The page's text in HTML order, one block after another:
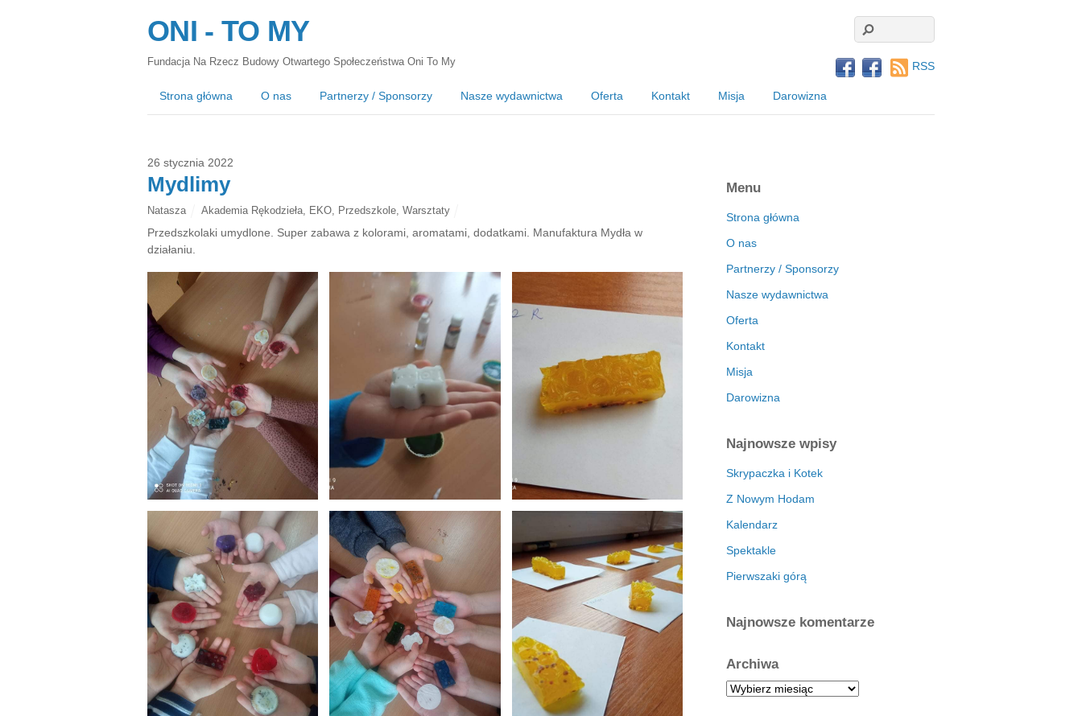
ONI - TO MY
Fundacja Na Rzecz Budowy Otwartego Społeczeństwa Oni To My
Strona główna O nas Partnerzy / Sponsorzy Nasze wydawnictwa Oferta Kontakt Misja Darowizna
RSS
26 stycznia 2022
Mydlimy
Natasza Akademia Rękodzieła, EKO, Przedszkole, Warsztaty
Przedszkolaki umydlone. Super zabawa z kolorami, aromatami, dodatkami. Manufaktura Mydła w
działaniu.
Menu
Strona główna
O nas
Partnerzy / Sponsorzy
Nasze wydawnictwa
Oferta
Kontakt
Misja
Darowizna
Najnowsze wpisy
Skrypaczka i Kotek
Z Nowym Hodam
Kalendarz
Spektakle
Pierwszaki górą
Najnowsze komentarze
Archiwa
A